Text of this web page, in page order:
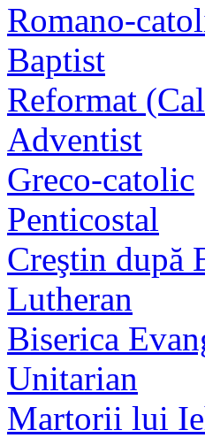
Romano-
Baptist
Reformat
Adventist
Greco-catolic
Penticostal
Creştin după
Lutheran
Biserica
Unitarian
Martorii lui